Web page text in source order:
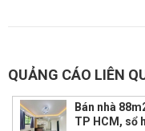
QUẢNG CÁO LIÊN
Bán nhà
TP HCM, sổ